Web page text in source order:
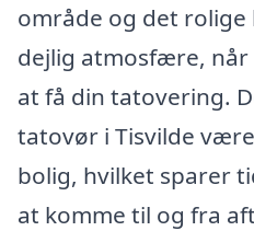
område og det rolige
dejlig atmosfære,
at få din tatovering.
tatovør i Tisvilde
bolig, hvilket sparer
at komme til og fra